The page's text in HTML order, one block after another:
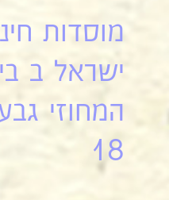
מוסדות
ישראל ב
המחוזי
18